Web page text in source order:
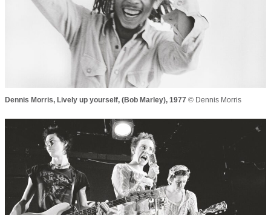
Dennis Morris, Lively up yourself, (Bob Marley), 1977 © Dennis Morris